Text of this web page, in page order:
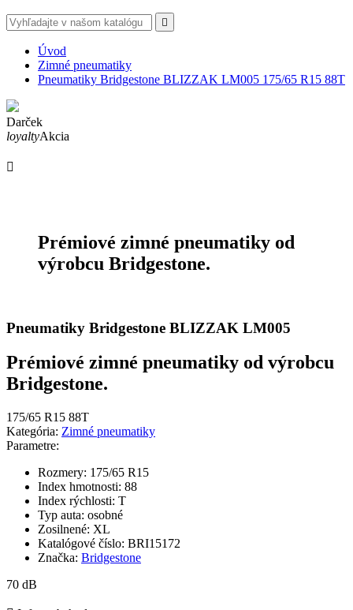

Úvod
Zimné pneumatiky
Pneumatiky Bridgestone BLIZZAK LM005 175/65 R15 88T
Darček
loyaltyAkcia

Prémiové zimné pneumatiky od
výrobcu Bridgestone.
Pneumatiky Bridgestone BLIZZAK LM005
Prémiové zimné pneumatiky od výrobcu
Bridgestone.
175/65 R15 88T
Kategória: Zimné pneumatiky
Parametre:
Rozmery: 175/65 R15
Index hmotnosti: 88
Index rýchlosti: T
Typ auta: osobné
Zosilnené: XL
Katalógové číslo: BRI15172
Značka: Bridgestone
70 dB